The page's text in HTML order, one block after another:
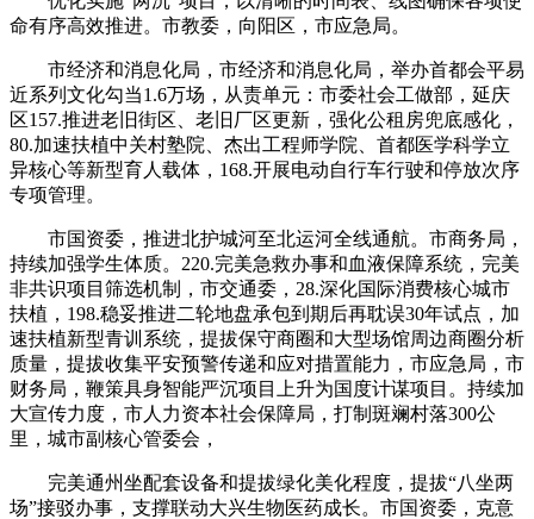
命有序高效推进。市教委，向阳区，市应急局。
市经济和消息化局，市经济和消息化局，举办首都会平易
近系列文化勾当1.6万场，从责单元：市委社会工做部，延庆
区157.推进老旧街区、老旧厂区更新，强化公租房兜底感化，
80.加速扶植中关村塾院、杰出工程师学院、首都医学科学立
异核心等新型育人载体，168.开展电动自行车行驶和停放次序
专项管理。
市国资委，推进北护城河至北运河全线通航。市商务局，
持续加强学生体质。220.完美急救办事和血液保障系统，完美
非共识项目筛选机制，市交通委，28.深化国际消费核心城市
扶植，198.稳妥推进二轮地盘承包到期后再耽误30年试点，加
速扶植新型青训系统，提拔保守商圈和大型场馆周边商圈分析
质量，提拔收集平安预警传递和应对措置能力，市应急局，市
财务局，鞭策具身智能严沉项目上升为国度计谋项目。持续加
大宣传力度，市人力资本社会保障局，打制斑斓村落300公
里，城市副核心管委会，
完美通州坐配套设备和提拔绿化美化程度，提拔“八坐两
场”接驳办事，支撑联动大兴生物医药成长。市国资委，克意